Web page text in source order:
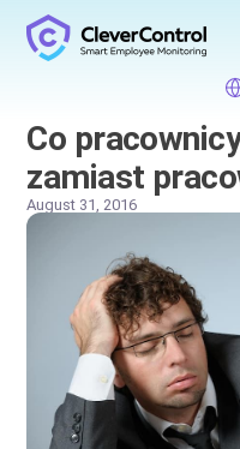
Co
zamiast
August 31, 2016